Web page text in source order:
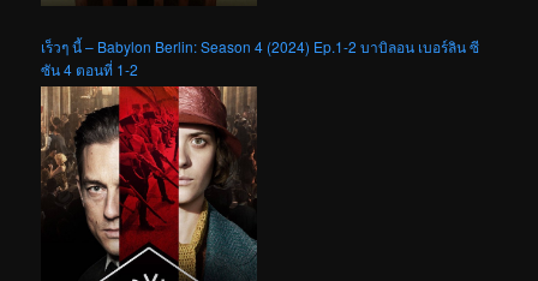
เร็วๆ นี้ – Babylon Berlin: Season 4 (2024) Ep.1-2 บาบิลอน เบอร์ลิน ซี
ซัน 4 ตอนที่ 1-2